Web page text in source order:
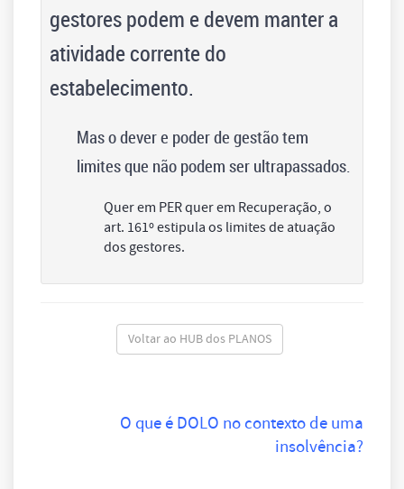
gestores podem e devem manter a
atividade corrente do
estabelecimento.
Mas o dever e poder de gestão tem
limites que não podem ser ultrapassados.
Quer em PER quer em Recuperação, o
art. 161º estipula os limites de atuação
dos gestores.
Voltar ao HUB dos PLANOS
O que é DOLO no contexto de uma
insolvência?